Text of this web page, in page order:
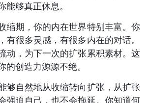
够真正休息。
缩期，你的内在世界特别丰富。你
有很多灵感，有很多内在的对话。
动，为下一次的扩张累积素材。这
的创造力源源不绝。
够自然地从收缩转向扩张，从扩张
强迫自己，也不会拖延。你知道何